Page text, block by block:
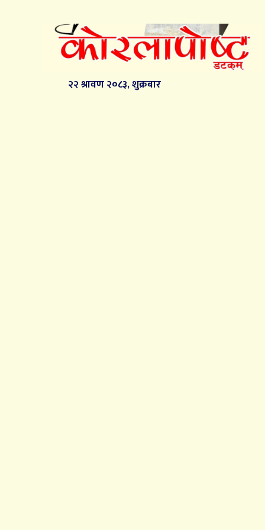
२२ श्रावण २०८३, शुक्रबार